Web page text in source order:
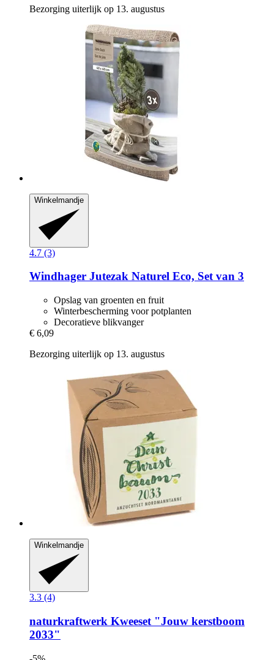
Bezorging uiterlijk op 13. augustus
Winkelmandje
4.7 (3)
Windhager Jutezak Naturel Eco, Set van 3
Opslag van groenten en fruit
Winterbescherming voor potplanten
Decoratieve blikvanger
€ 6,09
Bezorging uiterlijk op 13. augustus
Winkelmandje
3.3 (4)
naturkraftwerk Kweeset "Jouw kerstboom
2033"